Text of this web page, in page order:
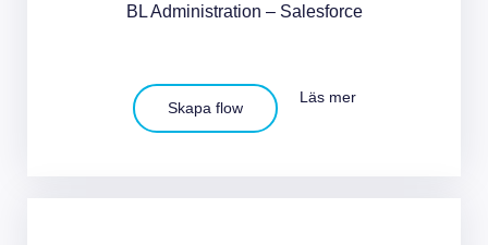
BL Administration – Salesforce
Skapa flow
Läs mer